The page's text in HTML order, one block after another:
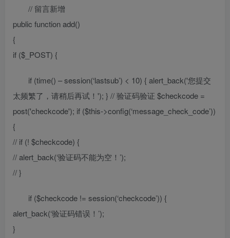
// 留言新增
public function add()
{
if ($_POST) {
if (time() – session(‘lastsub’) < 10) { alert_back('您提交
太频繁了，请稍后再试！'); } // 验证码验证 $checkcode =
post('checkcode'); if ($this->config(‘message_check_code’))
{
// if (! $checkcode) {
// alert_back(‘验证码不能为空！’);
// }
if ($checkcode != session(‘checkcode’)) {
alert_back(‘验证码错误！’);
}